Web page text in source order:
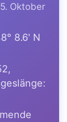
Oktober
8.6' N